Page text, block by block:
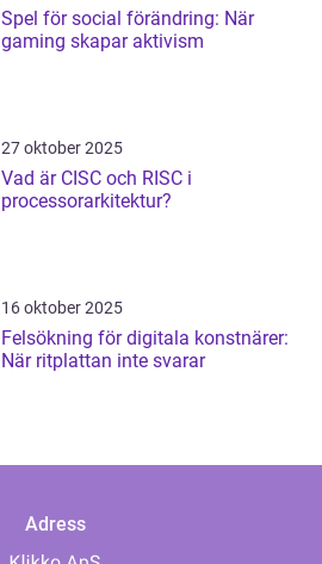
Spel för social förändring: När
gaming skapar aktivism
27 oktober 2025
Vad är CISC och RISC i
processorarkitektur?
16 oktober 2025
Felsökning för digitala konstnärer:
När ritplattan inte svarar
Adress